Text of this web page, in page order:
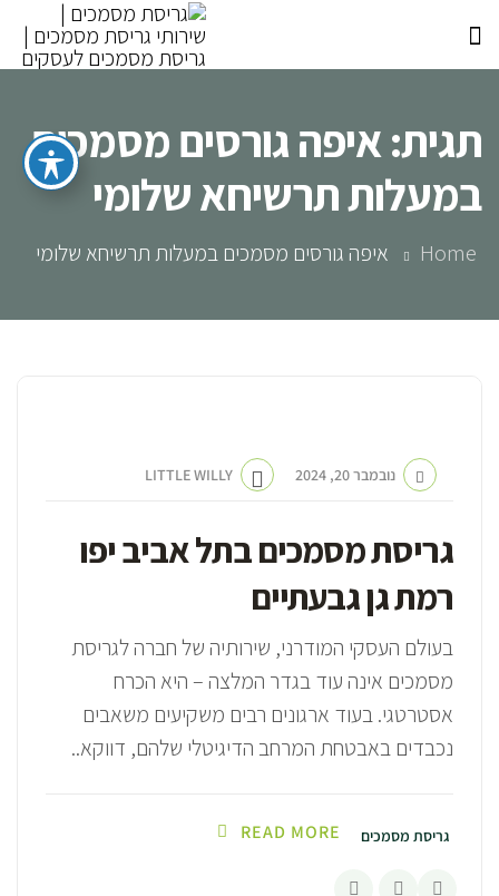
תגית:איפה גורסים מסמכים
במעלות תרשיחא שלומי
Home איפה גורסים מסמכים במעלות תרשיחא שלומי
גריסת מסמכים בתל אביב יפו
רמת גן גבעתיים
נובמבר 20, 2024 LITTLE WILLY
בעולם העסקי המודרני, שירותיה של חברה לגריסת
מסמכים אינה עוד בגדר המלצה – היא הכרח
אסטרטגי. בעוד ארגונים רבים משקיעים משאבים
נכבדים באבטחת המרחב הדיגיטלי שלהם, דווקא..
גריסת מסמכים READ MORE